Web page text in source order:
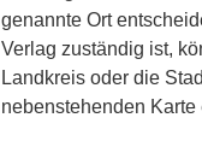
genannte Ort
Verlag zuständig ist,
Landkreis oder die
nebenstehenden Karte